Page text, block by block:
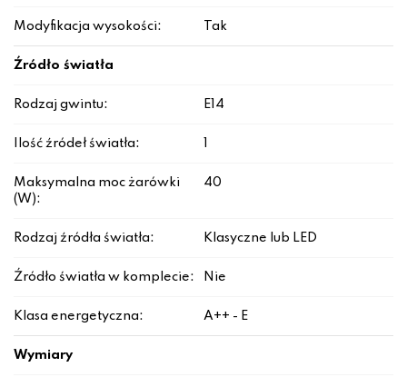
Modyfikacja wysokości: Tak
Źródło światła
Rodzaj gwintu: E14
Ilość źródeł światła:
Maksymalna moc żarówki
(W):
40
Rodzaj źródła światła: Klasyczne lub LED
Źródło światła w komplecie: Nie
Klasa energetyczna: A++ - E
Wymiary